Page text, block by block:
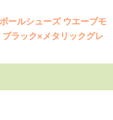
ールシューズ ウエーブモ
ラック×メタリックグレ